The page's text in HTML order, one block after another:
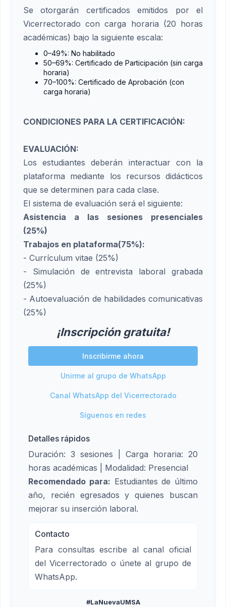
Se otorgarán certificados emitidos por el
Vicerrectorado con carga horaria (20 horas
académicas) bajo la siguiente escala:
0–49%: No habilitado
50–69%: Certificado de Participación (sin carga
horaria)
70–100%: Certificado de Aprobación (con
carga horaria)
CONDICIONES PARA LA CERTIFICACIÓN:
EVALUACIÓN:
Los estudiantes deberán interactuar con la
plataforma mediante los recursos didácticos
que se determinen para cada clase.
El sistema de evaluación será el siguiente:
Asistencia a las sesiones presenciales
(25%)
Trabajos en plataforma(75%):
- Currículum vitae (25%)
- Simulación de entrevista laboral grabada
(25%)
- Autoevaluación de habilidades comunicativas
(25%)
¡Inscripción gratuita!
Inscribirme ahora
Unirme al grupo de WhatsApp
Canal WhatsApp del Vicerrectorado
Síguenos en redes
Detalles rápidos
Duración: 3 sesiones | Carga horaria: 20
horas académicas | Modalidad: Presencial
Recomendado para: Estudiantes de último
año, recién egresados y quienes buscan
mejorar su inserción laboral.
Contacto
Para consultas escribe al canal oficial
del Vicerrectorado o únete al grupo de
WhatsApp.
#LaNuevaUMSA